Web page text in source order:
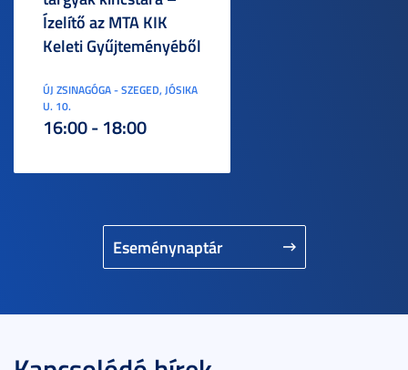
Eseménynaptár
Ízelítő az MTA KIK
Keleti Gyűjteményéből
ÚJ ZSINAGÓGA - SZEGED, JÓSIKA
U. 10.
16:00 - 18:00